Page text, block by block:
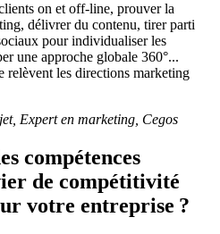
on et off-line, prouver la
délivrer du contenu, tirer parti
pour individualiser les
une approche globale 360°...
relèvent les directions marketing
Expert en marketing, Cegos
compétences
de compétitivité
votre entreprise ?